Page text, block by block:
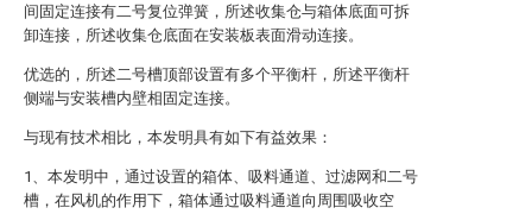
间固定连接有二号复位弹簧，所述收集仓与箱体底面可拆
卸连接，所述收集仓底面在安装板表面滑动连接。
优选的，所述二号槽顶部设置有多个平衡杆，所述平衡杆
侧端与安装槽内壁相固定连接。
与现有技术相比，本发明具有如下有益效果：
1、本发明中，通过设置的箱体、吸料通道、过滤网和二号
槽，在风机的作用下，箱体通过吸料通道向周围吸收空